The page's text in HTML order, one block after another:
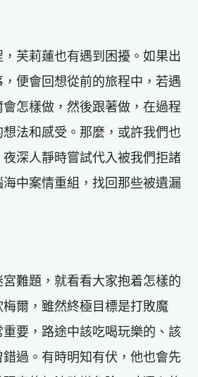
芙莉蓮也有遇到困擾。如果出
便會回想從前的旅程中，若遇
怎樣做，然後跟著做，在過程
法和感受。那麼，或許我們也
深人靜時嘗試代入被我們拒諸
中案情重組，找回那些被遺漏
難題，就看看大家抱着怎樣的
爾，雖然終極目標是打敗魔
要，路途中該吃喝玩樂的、該
過。有時明知有伏，他也會先